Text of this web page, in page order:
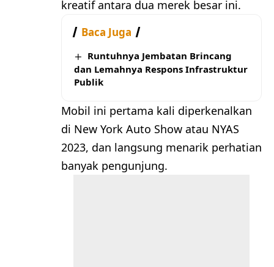
kreatif antara dua merek besar ini.
Baca Juga
Runtuhnya Jembatan Brincang
dan Lemahnya Respons Infrastruktur
Publik
Mobil ini pertama kali diperkenalkan
di New York Auto Show atau NYAS
2023, dan langsung menarik perhatian
banyak pengunjung.